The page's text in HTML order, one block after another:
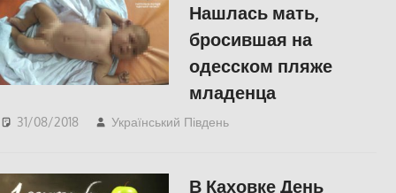
Нашлась мать,
бросившая на
одесском пляже
младенца
31/08/2018 Український Південь
В Каховке День